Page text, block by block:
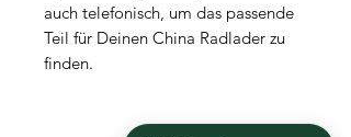
auch telefonisch, um das passende
Teil für Deinen China Radlader zu
finden.